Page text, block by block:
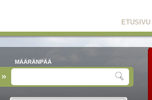
ETUSIVU
MÄÄRÄNPÄÄ